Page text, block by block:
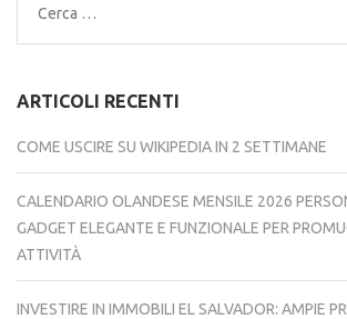
Ricerca
ARTICOLI RECENTI
COME USCIRE SU WIKIPEDIA IN 2 SETTIMANE
CALENDARIO OLANDESE MENSILE 2026
GADGET ELEGANTE E FUNZIONALE PER
ATTIVITÀ
INVESTIRE IN IMMOBILI EL SALVADOR: AMPIE